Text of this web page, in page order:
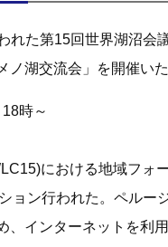
織概要
公開情報
人材育
次
れた第15回世界湖沼
湖交流会」を開催いた
時～
における地域フ
ョン行われた。ペルー
、インターネットを利